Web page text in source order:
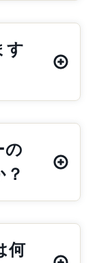
す
の
何